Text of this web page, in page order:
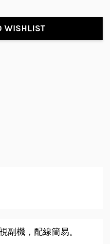
WISHLIST
副機，配線簡易。